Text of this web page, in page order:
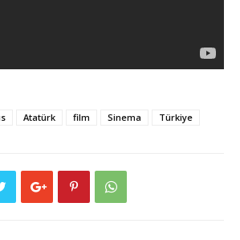
Atatürk film Sinema Türkiye